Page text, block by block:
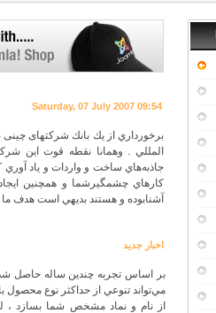
Saturday, 07 July 2007 09:54
برخورداري از يك بانك شرکتهای
المللي . وهمانا نقطه قوت اين
جاذبه‌هاي ساخت و واردات و ياد آوري
کارهاي چشمگيرشما و همچنين
آشنابوده و هستند بديهي است هدف ما
اخبار جدید
بر اساس تجربه چندين ساله حاصل
مي‌تواند تنوعي از حداکثر نوع محصول
از نام و نماد مشخص شما بسازد ،